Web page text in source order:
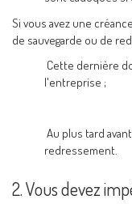
Si vous avez une
de sauvegarde ou de
Cette dernière
l'entreprise ;
Au plus tard
redressement.
2. Vous devez